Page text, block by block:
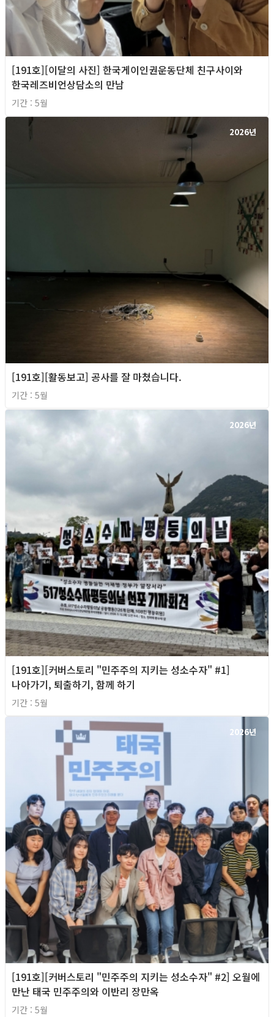
[191호][이달의 사진] 한국게이인권운동단체 친구사이와
한국레즈비언상담소의 만남
기간 : 5월
2026년
[191호][활동보고] 공사를 잘 마쳤습니다.
기간 : 5월
2026년
[191호][커버스토리 "민주주의 지키는 성소수자" #1]
나아가기, 퇴출하기, 함께 하기
기간 : 5월
2026년
[191호][커버스토리 "민주주의 지키는 성소수자" #2] 오월에
만난 태국 민주주의와 이반리 장만옥
기간 : 5월